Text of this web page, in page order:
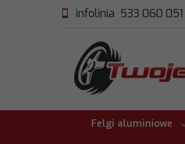
infolinia 533 060 051
Felgi aluminiowe